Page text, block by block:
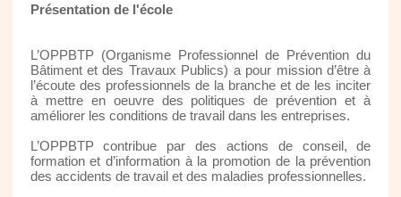
Présentation de l'école
L’OPPBTP (Organisme Professionnel de Prévention du
Bâtiment et des Travaux Publics) a pour mission d’être à
l’écoute des professionnels de la branche et de les inciter
à mettre en oeuvre des politiques de prévention et à
améliorer les conditions de travail dans les entreprises.
L’OPPBTP contribue par des actions de conseil, de
formation et d’information à la promotion de la prévention
des accidents de travail et des maladies professionnelles.